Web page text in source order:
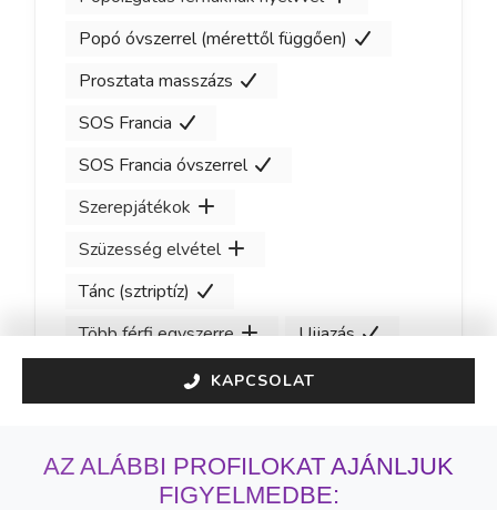
Popó óvszerrel (mérettől függően)
Prosztata masszázs
SOS Francia
SOS Francia óvszerrel
Szerepjátékok
Szüzesség elvétel
Tánc (sztriptíz)
Több férfi egyszerre
Ujjazás
KAPCSOLAT
AZ ALÁBBI PROFILOKAT AJÁNLJUK
FIGYELMEDBE: